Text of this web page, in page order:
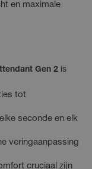
en maximale
Gen 2 is
tot
seconde en elk
veringaanpassing
cruciaal zijn